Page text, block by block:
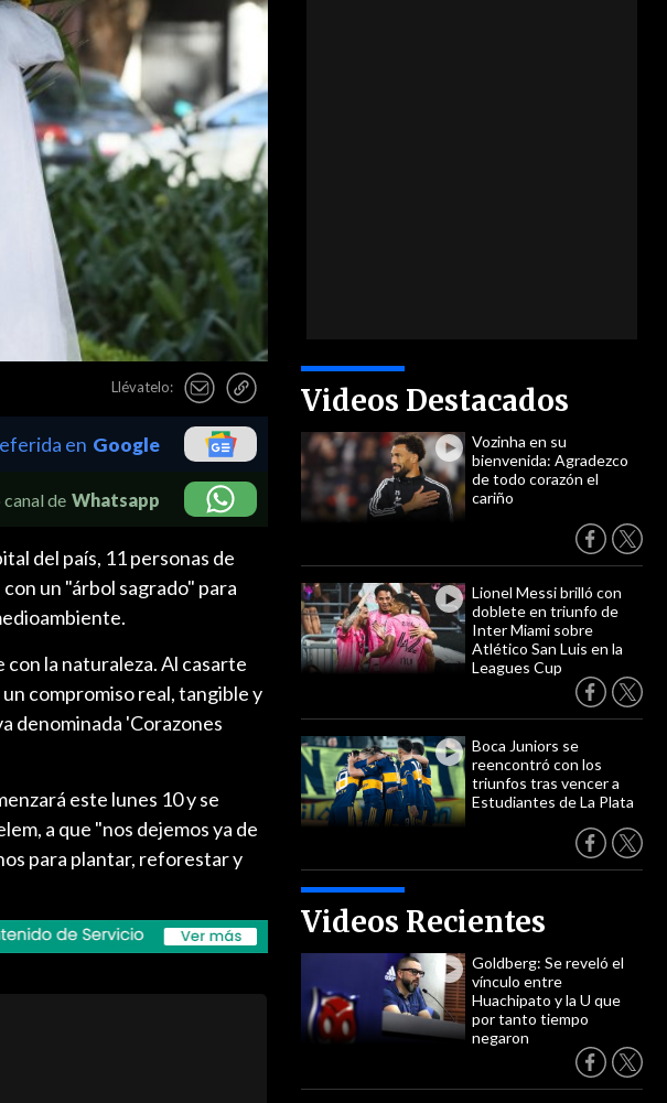
Llévatelo: Videos Destacados
Vozinha en su
bienvenida: Agradezco
de todo corazón el
cariño
Lionel Messi brilló con
doblete en triunfo de
Inter Miami sobre
Atlético San Luis en la
Leagues Cup
Boca Juniors se
reencontró con los
triunfos tras vencer a
Estudiantes de La Plata
Videos Recientes
Goldberg: Se reveló el
vínculo entre
Huachipato y la U que
por tanto tiempo
negaron
en Google
de Whatsapp
del país, 11 personas de
un "árbol sagrado" para
la naturaleza. Al casarte
compromiso real, tangible y
denominada 'Corazones
este lunes 10 y se
a que "nos dejemos ya de
para plantar, reforestar y